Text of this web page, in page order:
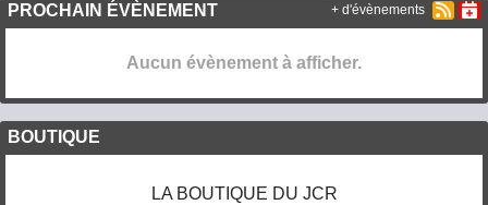
PROCHAIN ÉVÈNEMENT
Aucun évènement à afficher.
+ d'évènements
BOUTIQUE
LA BOUTIQUE DU JCR